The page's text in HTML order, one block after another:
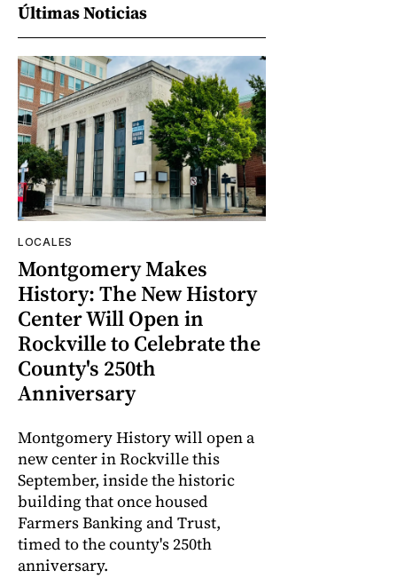
Últimas Noticias
LOCALES
Montgomery Makes
History: The New History
Center Will Open in
Rockville to Celebrate the
County's 250th
Anniversary
Montgomery History will open a
new center in Rockville this
September, inside the historic
building that once housed
Farmers Banking and Trust,
timed to the county's 250th
anniversary.